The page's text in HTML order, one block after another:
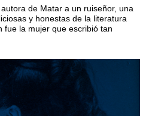
de Matar a un ruiseñor, una
y honestas de la literatura
fue la mujer que escribió tan